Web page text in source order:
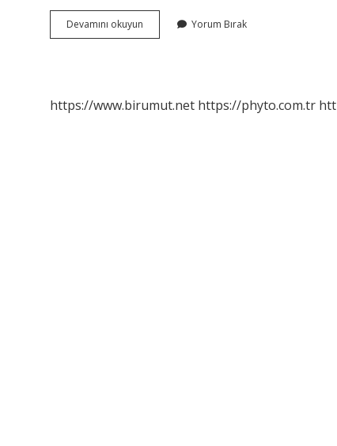
Devamını okuyun
Ver
Yorum Bırak
https://www.birumut.net https://phyto.com.tr